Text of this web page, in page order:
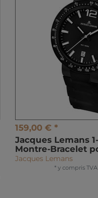
159,00 € *
Jacques Lemans
Montre-Bracelet
Jacques Lemans
* y compris TVA